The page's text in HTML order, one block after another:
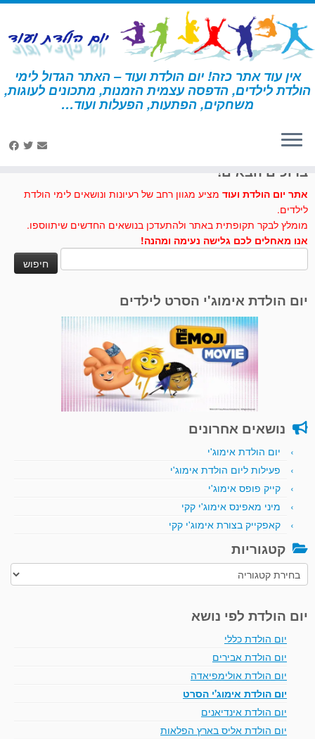
דלג
לתוכן
אין עוד אתר כזה! יום הולדת ועוד – האתר הגדול לימי
הולדת לילדים, הדפסה עצמית הזמנות, מתכונים לעוגות,
משחקים, הפתעות, הפעלות ועוד… דף הבית » מסיבת רוק
ברוכים הבאים!
אתר יום הולדת ועוד מציע מגוון רחב של רעיונות ונושאים לימי הולדת
לילדים.
מומלץ לבקר תקופתית באתר ולהתעדכן בנושאים החדשים שיתווספו.
אנו מאחלים לכם גלישה נעימה ומהנה!
יום הולדת אימוג'י הסרט לילדים
נושאים אחרונים
יום הולדת אימוג'י
פעילות ליום הולדת אימוג'י
קייק פופס אימוג'י
מיני מאפינס אימוג'י קקי
קאפקייק בצורת אימוג'י קקי
קטגוריות
קטגוריות
יום הולדת לפי נושא
יום הולדת כללי
יום הולדת אבירים
יום הולדת אולימפיאדה
יום הולדת אימוג'י הסרט
יום הולדת אינדיאנים
יום הולדת אליס בארץ הפלאות